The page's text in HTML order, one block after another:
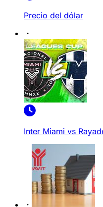
Precio del dólar
Inter Miami vs